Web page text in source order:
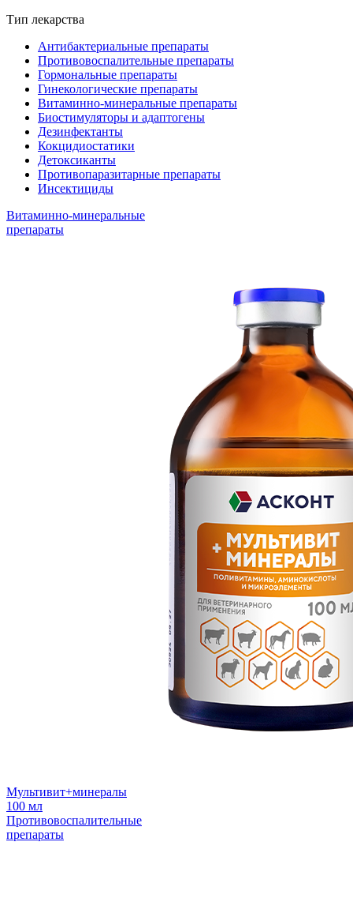
Тип лекарства
Антибактериальные препараты
Противовоспалительные препараты
Гормональные препараты
Гинекологические препараты
Витаминно-минеральные препараты
Биостимуляторы и адаптогены
Дезинфектанты
Кокцидиостатики
Детоксиканты
Противопаразитарные препараты
Инсектициды
Витаминно-минеральные
препараты
Мультивит+минералы
100 мл
Противовоспалительные
препараты